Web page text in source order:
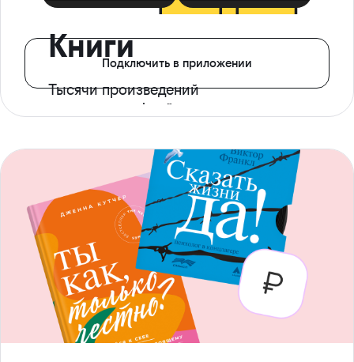
Книги
Тысячи произведений
с доступом офлайн
Подключить в приложении